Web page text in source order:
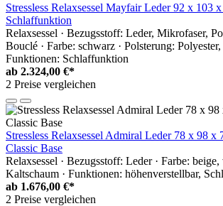
Stressless Relaxsessel Mayfair Leder 92 x 103
Schlaffunktion
Relaxsessel · Bezugsstoff: Leder, Mikrofaser,
Bouclé · Farbe: schwarz · Polsterung:
Funktionen: Schlaffunktion
ab 2.324,00 €*
2 Preise vergleichen
Stressless Relaxsessel Admiral Leder 78 x 98 x
Classic Base
Relaxsessel · Bezugsstoff: Leder · Farbe:
Kaltschaum · Funktionen: höhenverstellbar,
ab 1.676,00 €*
2 Preise vergleichen